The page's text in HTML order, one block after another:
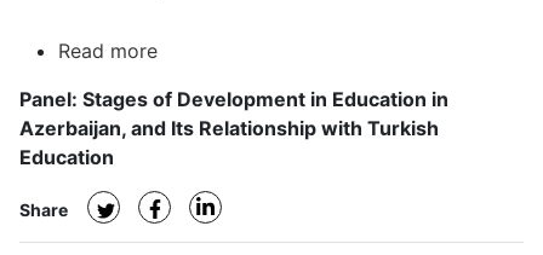
Read more
Stages
of
in
Education
Panel: Stages of Development in Education in
Azerbaijan, and Its Relationship with Turkish
Education
Share